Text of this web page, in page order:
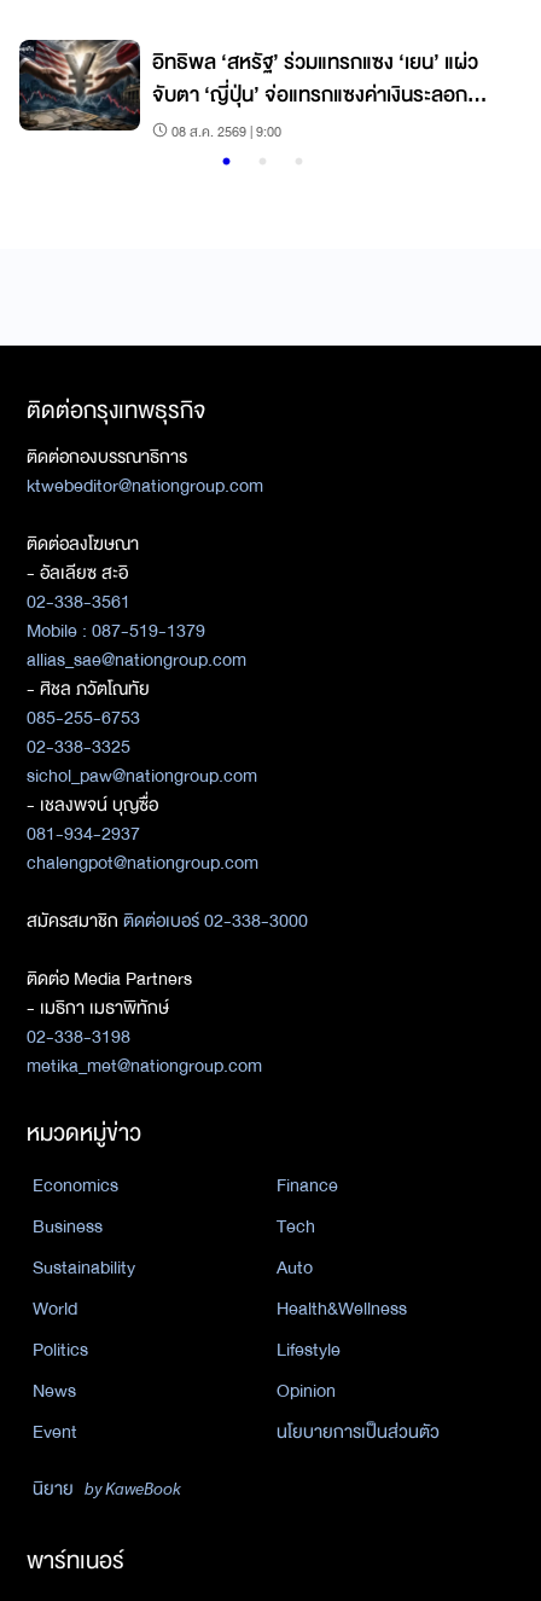
อิทธิพล ‘สหรัฐ’ ร่วมแทรกแซง ‘เยน’ แผ่ว
จับตา ‘ญี่ปุ่น’ จ่อแทรกแซงค่าเงินระลอก
ใหม่08 ส.ค. 2569 | 9:00
ติดต่อกรุงเทพธุรกิจ
ติดต่อกองบรรณาธิการ
ktwebeditor@nationgroup.com
ติดต่อลงโฆษณา
- อัลเลียซ สะอิ
02-338-3561
Mobile : 087-519-1379
allias_sae@nationgroup.com
- ศิชล ภวัตโณทัย
085-255-6753
02-338-3325
sichol_paw@nationgroup.com
- เชลงพจน์ บุญซื่อ
081-934-2937
chalengpot@nationgroup.com
สมัครสมาชิกติดต่อเบอร์ 02-338-3000
ติดต่อ Media Partners
- เมธิกา เมธาพิทักษ์
02-338-3198
metika_met@nationgroup.com
หมวดหมู่ข่าว
Economics
Finance
Business
Tech
Sustainability
Auto
World
Health&Wellness
Politics
Lifestyle
News
Opinion
Event
นโยบายการเป็นส่วนตัว
นิยาย by KaweBook
พาร์ทเนอร์